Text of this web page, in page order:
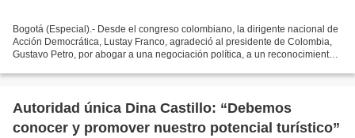
Bogotá (Especial).- Desde el congreso colombiano, la dirigente nacional de
Acción Democrática, Lustay Franco, agradeció al presidente de Colombia,
Gustavo Petro, por abogar a una negociación política, a un reconocimiento
Autoridad única Dina Castillo: “Debemos
conocer y promover nuestro potencial turístico”